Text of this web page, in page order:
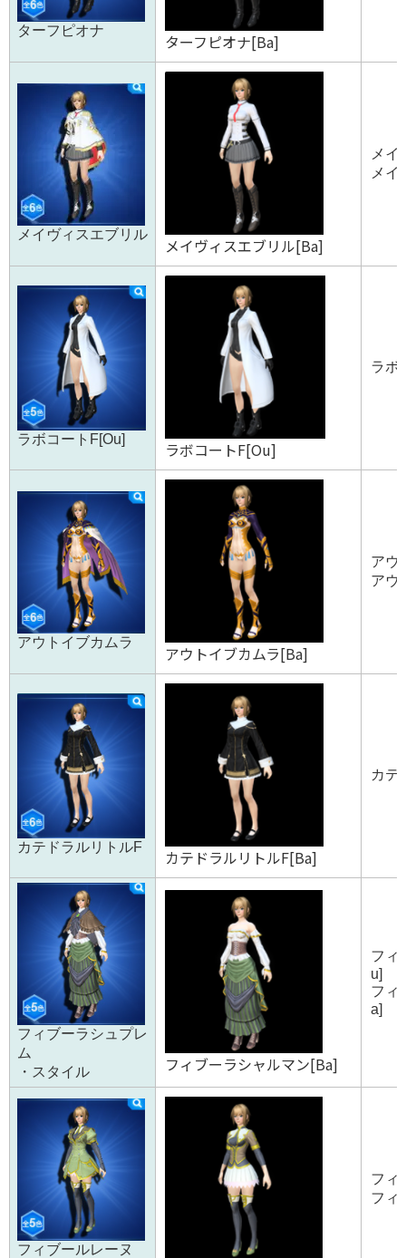
ターフピオナ
ターフピオナ[Ba]
メイヴィスエブリル
メイヴィスエブリル[Ba]
メイ
メイ
ラボコートF[Ou] ラボコートF[Ou]
ラボ
アウトイブカムラ
アウトイブカムラ[Ba]
アウ
アウ
カテドラルリトルF カテドラルリトルF[Ba]
カテ
フィブーラシュプレ
ム
・スタイル
フィブーラシャルマン[Ba]
フィ
u]
フィ
a]
フィブールレーヌ
フィ
フィ